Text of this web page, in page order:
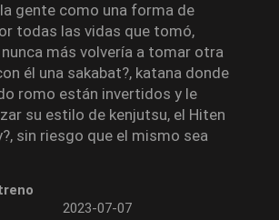
gente como una forma de
todas las vidas que tomó,
más volvería a tomar otra
él una sakabat?, katana donde
romo están invertidos y le
su estilo de kenjutsu, el Hiten
sin riesgo que el mismo sea
2023-07-07